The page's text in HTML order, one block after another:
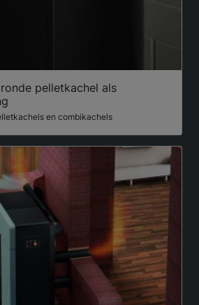
pelletkachel als
en combikachels